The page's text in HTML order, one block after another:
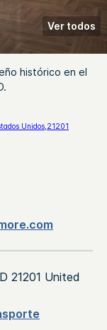
histórico en el
Ver todos
21201 United